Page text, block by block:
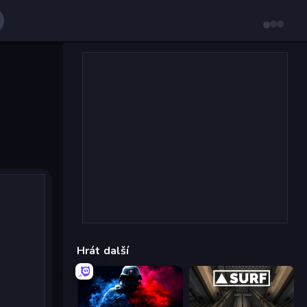
Hrát další